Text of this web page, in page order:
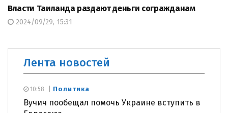
Власти Таиланда раздают деньги согражданам
2024/09/29, 15:31
Лента новостей
Политика
Вучич пообещал помочь Украине вступить в
10:58